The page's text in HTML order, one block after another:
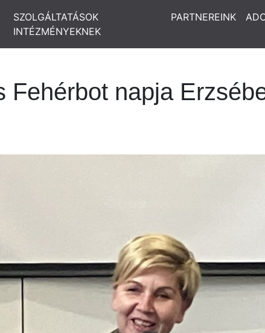
SZOLGÁLTATÁSOK
INTÉZMÉNYEKNEK
PARTNEREINK
Fehérbot napja